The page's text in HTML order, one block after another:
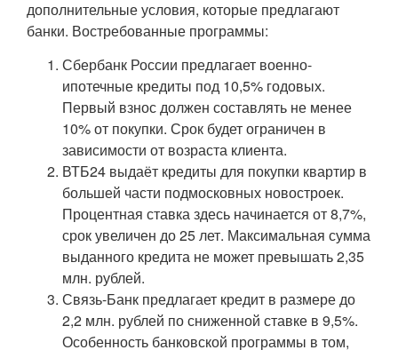
дополнительные условия, которые предлагают
банки. Востребованные программы:
Сбербанк России предлагает военно-
ипотечные кредиты под 10,5% годовых.
Первый взнос должен составлять не менее
10% от покупки. Срок будет ограничен в
зависимости от возраста клиента.
ВТБ24 выдаёт кредиты для покупки квартир в
большей части подмосковных новостроек.
Процентная ставка здесь начинается от 8,7%,
срок увеличен до 25 лет. Максимальная сумма
выданного кредита не может превышать 2,35
млн. рублей.
Связь-Банк предлагает кредит в размере до
2,2 млн. рублей по сниженной ставке в 9,5%.
Особенность банковской программы в том,